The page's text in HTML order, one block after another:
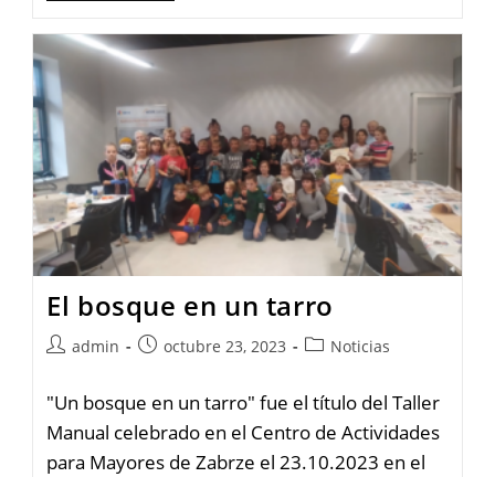
El bosque en un tarro
admin octubre 23, 2023 Noticias
"Un bosque en un tarro" fue el título del Taller
Manual celebrado en el Centro de Actividades
para Mayores de Zabrze el 23.10.2023 en el